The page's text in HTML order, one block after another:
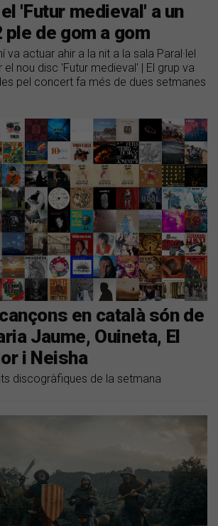
'Futur medieval' a un
ple de gom a gom
va actuar ahir a la nit a la sala Paral·lel
nou disc 'Futur medieval' | El grup va
pel concert fa més de dues setmanes
en català són de
Jaume, Ouineta, El
i Neisha
discogràfiques de la setmana